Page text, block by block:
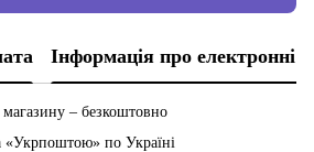
Інформація про електронні
– безкоштовно
по Україні